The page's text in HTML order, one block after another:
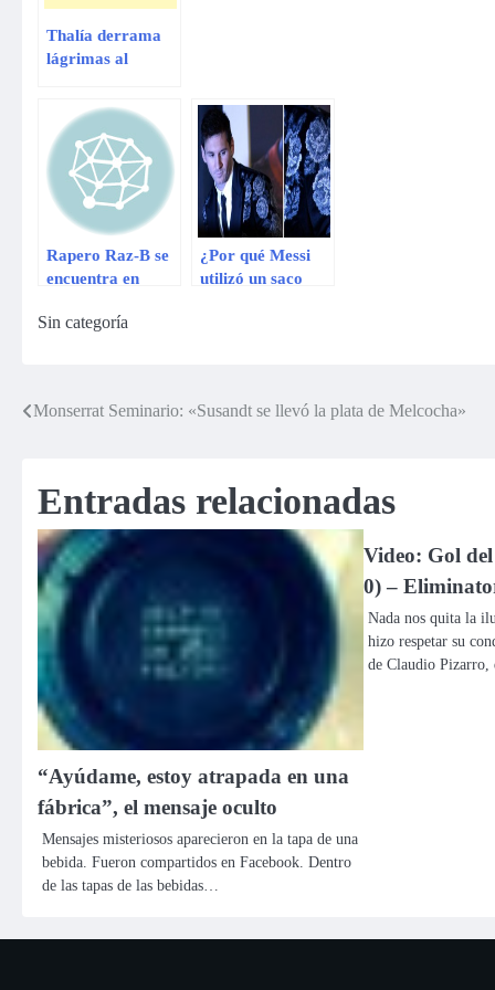
Thalía derrama
lágrimas al
contra el tétanos
Rapero Raz-B se
encuentra en
botellazo en
¿Por qué Messi
utilizó un saco
Sin categoría
Navegación
entradas
Monserrat Seminario: «Susandt se llevó la plata de Melcocha»
Entradas relacionadas
“Ayúdame, estoy atrapada en una
fábrica”, el mensaje oculto
Mensajes misteriosos aparecieron en la tapa de una
bebida. Fueron compartidos en Facebook. Dentro
de las tapas de las bebidas…
Video: Gol
0) –
Nada nos quita la
hizo respetar su
de Claudio Pizarro,